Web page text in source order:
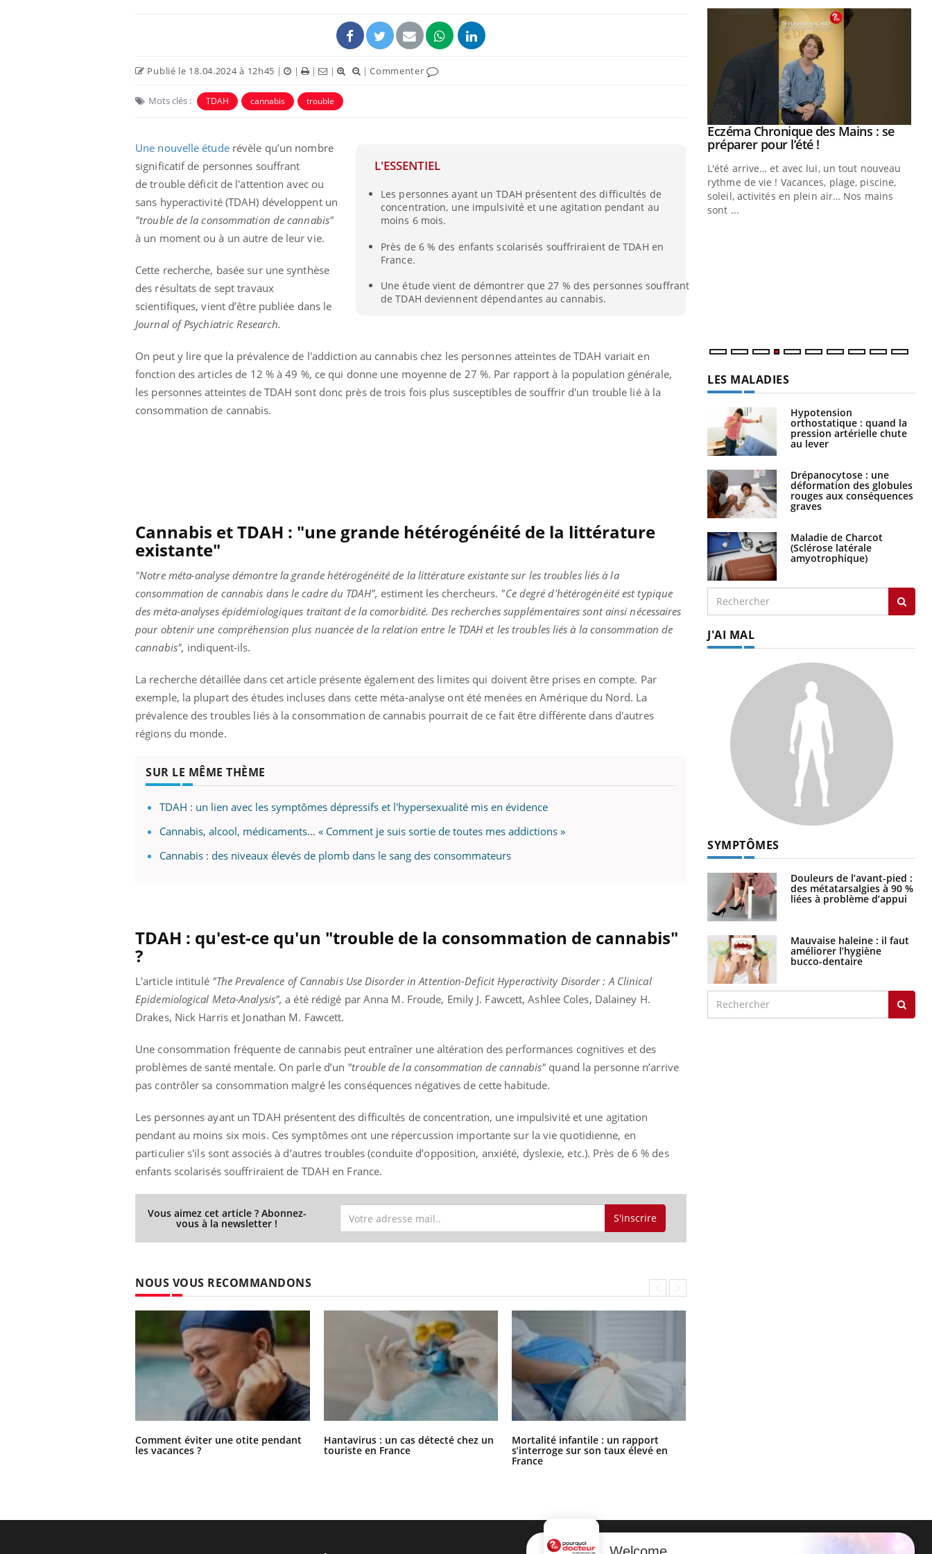
Publié le 18.04.2024 à 12h45 | | | | |Commenter
Mots clés : TDAH cannabis trouble
L'ESSENTIEL
Les personnes ayant un TDAH présentent des difficultés de
concentration, une impulsivité et une agitation pendant au
moins 6 mois.
Près de 6 % des enfants scolarisés souffriraient de TDAH en
France.
Une étude vient de démontrer que 27 % des personnes souffrant
de TDAH deviennent dépendantes au cannabis.
Une nouvelle étuderévèle qu’un nombre
significatif de personnes souffrant
de trouble déficit de l'attention avec ou
sans hyperactivité (TDAH) développent un
"trouble de la consommation de cannabis"
à un moment ou à un autre de leur vie.
Cette recherche, basée sur une synthèse
des résultats de sept travaux
scientifiques, vient d’être publiée dans le
Journal of Psychiatric Research.
On peut y lire que la prévalence de l'addiction au cannabis chez les personnes atteintes de TDAH variait en
fonction des articles de 12 % à 49 %, ce qui donne une moyenne de 27 %. Par rapport à la population générale,
les personnes atteintes de TDAH sont donc près de trois fois plus susceptibles de souffrir d'un trouble lié à la
consommation de cannabis.
Cannabis et TDAH : "une grande hétérogénéité de la littérature
existante"
"Notre méta-analyse démontre la grande hétérogénéité de la littérature existante sur les troubles liés à la
consommation de cannabis dans le cadre du TDAH", estiment les chercheurs. "Ce degré d'hétérogénéité est typique
des méta-analyses épidémiologiques traitant de la comorbidité. Des recherches supplémentaires sont ainsi nécessaires
pour obtenir une compréhension plus nuancée de la relation entre le TDAH et les troubles liés à la consommation de
cannabis", indiquent-ils.
La recherche détaillée dans cet article présente également des limites qui doivent être prises en compte. Par
exemple, la plupart des études incluses dans cette méta-analyse ont été menées en Amérique du Nord. La
prévalence des troubles liés à la consommation de cannabis pourrait de ce fait être différente dans d'autres
régions du monde.
SUR LE MÊME THÈME
TDAH : un lien avec les symptômes dépressifs et l'hypersexualité mis en évidence
Cannabis, alcool, médicaments... « Comment je suis sortie de toutes mes addictions »
Cannabis : des niveaux élevés de plomb dans le sang des consommateurs
TDAH : qu'est-ce qu'un "trouble de la consommation de cannabis"
?
L'article intitulé "The Prevalence of Cannabis Use Disorder in Attention-Deficit Hyperactivity Disorder : A Clinical
Epidemiological Meta-Analysis", a été rédigé par Anna M. Froude, Emily J. Fawcett, Ashlee Coles, Dalainey H.
Drakes, Nick Harris et Jonathan M. Fawcett.
Une consommation fréquente de cannabis peut entraîner une altération des performances cognitives et des
problèmes de santé mentale. On parle d’un "trouble de la consommation de cannabis" quand la personne n’arrive
pas contrôler sa consommation malgré les conséquences négatives de cette habitude.
Les personnes ayant un TDAH présentent des difficultés de concentration, une impulsivité et une agitation
pendant au moins six mois. Ces symptômes ont une répercussion importante sur la vie quotidienne, en
particulier s'ils sont associés à d’autres troubles (conduite d’opposition, anxiété, dyslexie, etc.). Près de 6 % des
enfants scolarisés souffriraient de TDAH en France.
Vous aimez cet article ? Abonnez-
vous à la newsletter ! S'inscrire
NOUS VOUS RECOMMANDONS
Comment éviter une otite pendant
les vacances ?
Hantavirus : un cas détecté chez un
touriste en France
Mortalité infantile : un rapport
s’interroge sur son taux élevé en
France
Youtube
Fatigue, irritabilité, brouillard mental ou
même alopécie… Les symptômes de la
carence en fer sont multiples ce qui la rend
osait en parler??
En 2026, l'insuline dans le diabète de type 2
reste entourée d'idées reçues chez les
patients comme parfois chez les soignants.
Youtube
Eczéma Chronique des Mains : se
préparer pour l’été !Youtube
L'été arrive… et avec lui, un tout nouveau
rythme de vie ! Vacances, plage, piscine,
soleil, activités en plein air… Nos mains
sont ...
LES MALADIES
Hypotension
orthostatique : quand la
pression artérielle chute
au lever
Drépanocytose : une
déformation des globules
rouges aux conséquences
graves
Maladie de Charcot
(Sclérose latérale
amyotrophique)
J'AI MAL
SYMPTÔMES
Douleurs de l’avant-pied :
des métatarsalgies à 90 %
liées à problème d’appui
Mauvaise haleine : il faut
améliorer l’hygiène
bucco-dentaire